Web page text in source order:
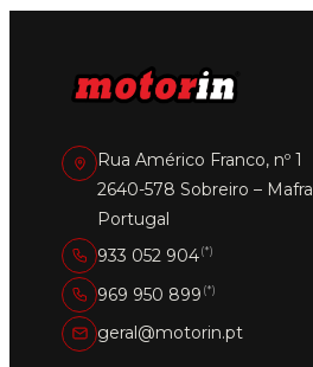
Rua Américo Franco, nº 1
2640-578 Sobreiro – Mafra
Portugal
933 052 904(*)
969 950 899 (*)
geral@motorin.pt